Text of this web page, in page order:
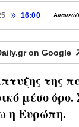
16:00
on Google
της
μέσο
η Ευρώπη.